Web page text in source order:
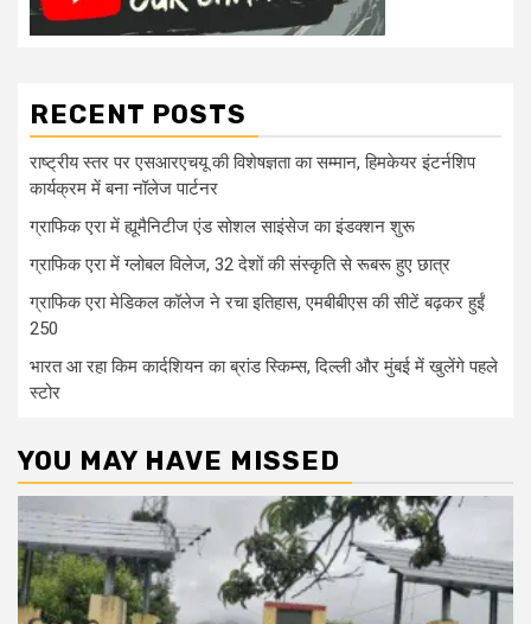
RECENT POSTS
राष्ट्रीय स्तर पर एसआरएचयू की विशेषज्ञता का सम्मान, हिमकेयर इंटर्नशिप
कार्यक्रम में बना नॉलेज पार्टनर
ग्राफिक एरा में ह्यूमैनिटीज एंड सोशल साइंसेज का इंडक्शन शुरू
ग्राफिक एरा में ग्लोबल विलेज, 32 देशों की संस्कृति से रूबरू हुए छात्र
ग्राफिक एरा मेडिकल कॉलेज ने रचा इतिहास, एमबीबीएस की सीटें बढ़कर हुईं
250
भारत आ रहा किम कार्दशियन का ब्रांड स्किम्स, दिल्ली और मुंबई में खुलेंगे पहले
स्टोर
YOU MAY HAVE MISSED